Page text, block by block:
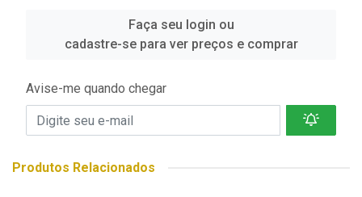
Faça seu login ou
cadastre-se para ver preços e comprar
Avise-me quando chegar
Produtos Relacionados